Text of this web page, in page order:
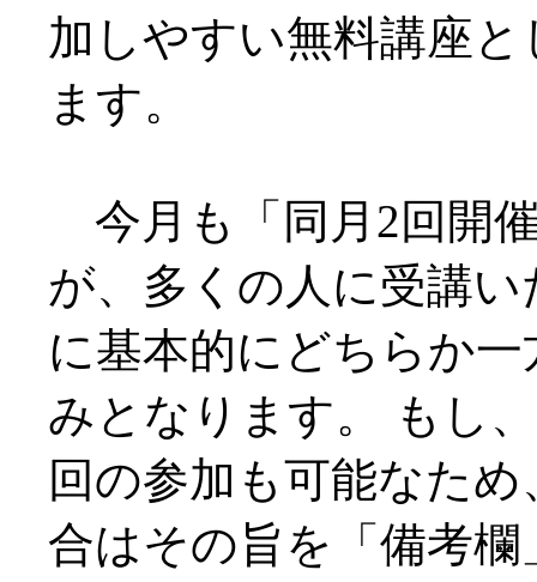
加しやすい無料講座
ます。
今月も「同月2回開
が、多くの人に受講
に基本的にどちらか
みとなります。 もし
回の参加も可能なた
合はその旨を「備考